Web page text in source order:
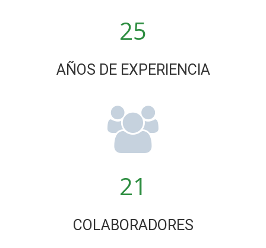
25
AÑOS DE EXPERIENCIA
21
COLABORADORES